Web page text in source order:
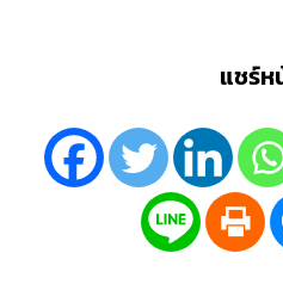
แชร์ห